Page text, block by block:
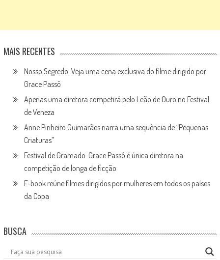
MAIS RECENTES
Nosso Segredo: Veja uma cena exclusiva do filme dirigido por
Grace Passô
Apenas uma diretora competirá pelo Leão de Ouro no Festival
de Veneza
Anne Pinheiro Guimarães narra uma sequência de “Pequenas
Criaturas”
Festival de Gramado: Grace Passô é única diretora na
competição de longa de ficção
E-book reúne filmes dirigidos por mulheres em todos os países
da Copa
BUSCA